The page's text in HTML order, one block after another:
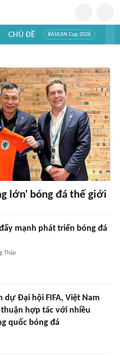
CHỦ ĐỀ #ASEAN Cup 2026
lớn' bóng đá thế giới
đẩy mạnh phát triển bóng đá
Tháp
dự Đại hội FIFA, Việt Nam
hợp tác với nhiều
quốc bóng đá